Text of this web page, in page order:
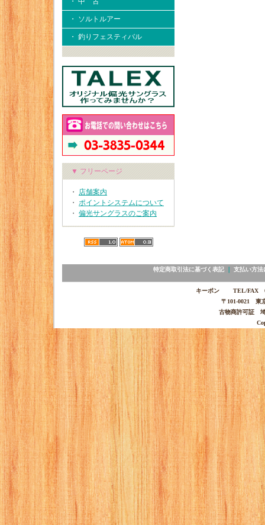
・ ソルトルアー
・ 釣りフェスティバル
▼ フリーページ
・ 店舗案内
・ ポイントシステムについて
・ 偏光サングラスのご案内
特定商取引法に基づく表記｜ 支払い方法
キーポン TEL/FAX
〒101-0021 東
古物商許可証